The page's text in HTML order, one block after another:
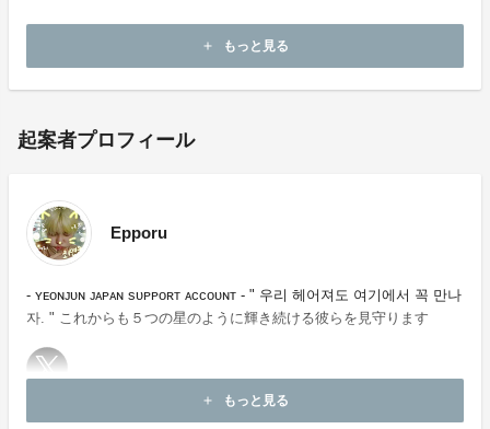
所等へのお問い合わせはご遠慮願います。
add もっと見る
起案者プロフィール
Epporu
- ʏᴇᴏɴᴊᴜɴ ᴊᴀᴘᴀɴ sᴜᴘᴘᴏʀᴛ ᴀᴄᴄᴏᴜɴᴛ - " 우리 헤어져도 여기에서 꼭 만나
자. " これからも５つの星のように輝き続ける彼らを見守ります
add もっと見る